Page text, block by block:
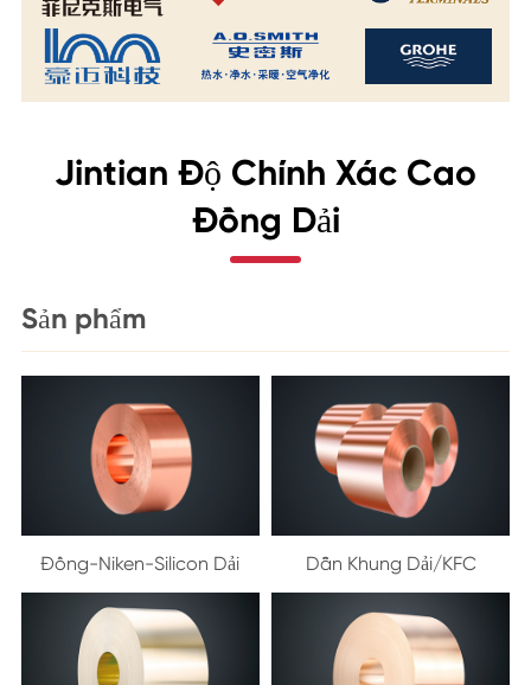
Jintian Độ Chính Xác Cao
Đồng Dải
Sản phẩm
Đồng-Niken-Silicon Dải Dẫn Khung Dải/KFC